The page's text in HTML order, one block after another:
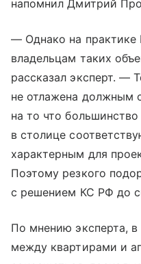
напомнил Дмитрий
— Однако на
владельцам таких
рассказал эксперт. —
не отлажена должным
на то что
в столице
характерным для
Поэтому резкого
с решением КС РФ до
По мнению эксперта, в
между квартирами и